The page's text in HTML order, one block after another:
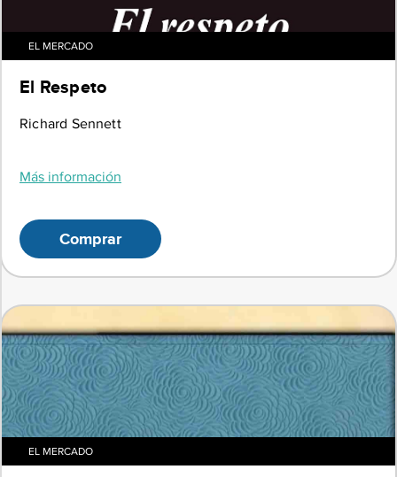
EL MERCADO
El Respeto
Richard Sennett
Más información
Comprar
EL MERCADO